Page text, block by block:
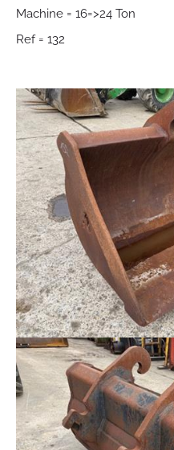
TILTROTATEUR
GODET DE CURRAGE
GODET DE CURRAGE
PLATIN POUR MARTEAU
PINCE À TRIE
PINCE À GRAB
RÂTEAU
MARTEAU PIQUEUR
PINCE BOIS
Machine = 16=>24 Ton
Ref = 132